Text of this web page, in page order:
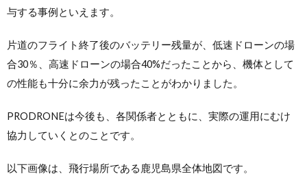
与する事例といえます。
片道のフライト終了後のバッテリー残量が、低速ドローンの場
合30％、高速ドローンの場合40%だったことから、機体として
の性能も十分に余力が残ったことがわかりました。
PRODRONEは今後も、各関係者とともに、実際の運用にむけ
協力していくとのことです。
以下画像は、飛行場所である鹿児島県全体地図です。